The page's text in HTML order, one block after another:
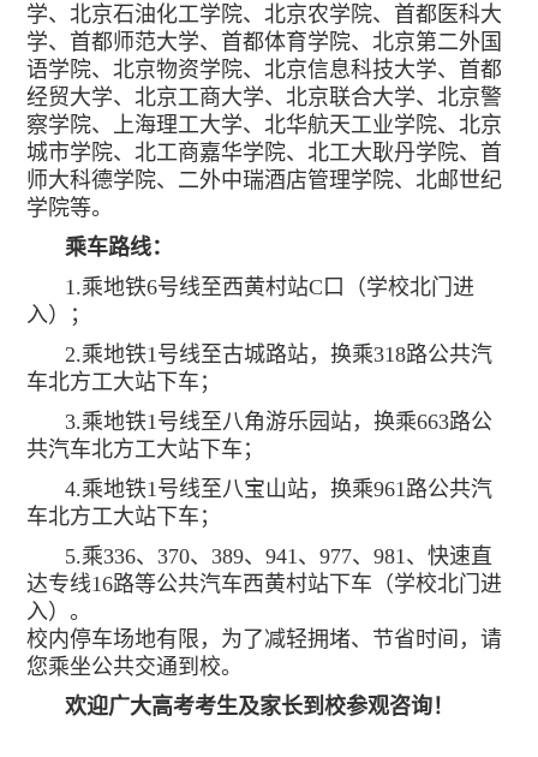
学、北京石油化工学院、北京农学院、首都医科大
学、首都师范大学、首都体育学院、北京第二外国
语学院、北京物资学院、北京信息科技大学、首都
经贸大学、北京工商大学、北京联合大学、北京警
察学院、上海理工大学、北华航天工业学院、北京
城市学院、北工商嘉华学院、北工大耿丹学院、首
师大科德学院、二外中瑞酒店管理学院、北邮世纪
学院等。
乘车路线：
1.乘地铁6号线至西黄村站C口（学校北门进
入）；
2.乘地铁1号线至古城路站，换乘318路公共汽
车北方工大站下车；
3.乘地铁1号线至八角游乐园站，换乘663路公
共汽车北方工大站下车；
4.乘地铁1号线至八宝山站，换乘961路公共汽
车北方工大站下车；
5.乘336、370、389、941、977、981、快速直
达专线16路等公共汽车西黄村站下车（学校北门进
入）。
校内停车场地有限，为了减轻拥堵、节省时间，请
您乘坐公共交通到校。
欢迎广大高考考生及家长到校参观咨询！